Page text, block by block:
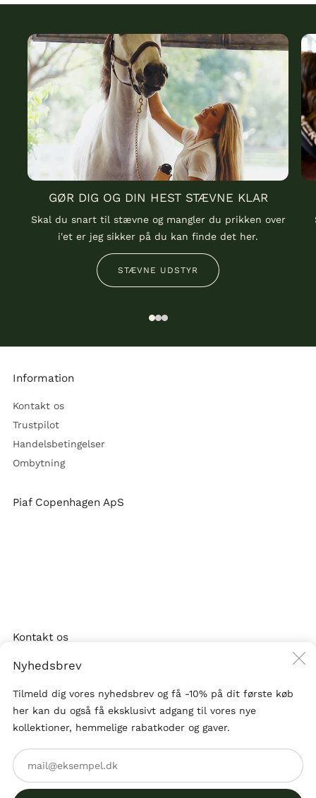
Nyhedsbrev
Tilmeld dig vores nyhedsbrev og få -10% på dit første køb
her kan du også få eksklusivt adgang til vores nye
kollektioner, hemmelige rabatkoder og gaver.
GØR DIG OG DIN HEST STÆVNE KLAR
Skal du snart til stævne og mangler du prikken over
i'et er jeg sikker på du kan finde det her.
STÆVNE UDSTYR
Information
Kontakt os
Trustpilot
Handelsbetingelser
Ombytning
Piaf Copenhagen ApS
Kontakt os
info@piafcopenhagen.com
FacebookInstagram
Snapchat
Tiktok